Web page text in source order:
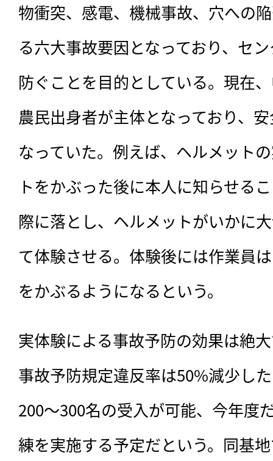
物衝突、感電、機械事故、穴への
る六大事故要因となっており、セ
防ぐことを目的としている。現在
農民出身者が主体となっており、
なっていた。例えば、ヘルメット
トをかぶった後に本人に知らせる
際に落とし、ヘルメットがいかに
て体験させる。体験後には作業員
をかぶるようになるという。
実体験による事故予防の効果は絶
事故予防規定違反率は50%減少し
200〜300名の受入が可能、今年度
練を実施する予定だという。同基